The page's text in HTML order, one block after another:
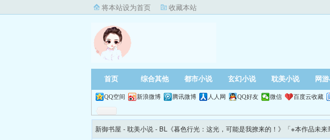
将本站设为首页 收藏本站
首页 综合其他 都市小说 玄幻小说 耽美小说 网
QQ空间 新浪微博 腾讯微博 人人网 QQ好友 微信 百度云收藏
新御书屋 - 耽美小说 - BL《暮色行光：这光，可能是我撩来的！》「※本作品未